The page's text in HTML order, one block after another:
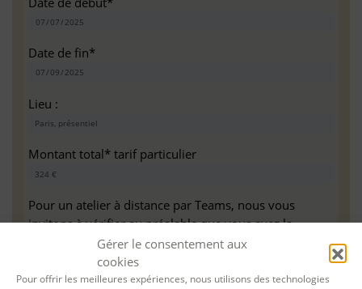
Gérer le consentement aux
cookies
Pour offrir les meilleures expériences, nous utilisons des technologies
Date de fin*
Lieu :
Montant total* tarif particulier
Pour un atelier à distance par Teams, nous vous
invitons à vérifier au préalable que vous avez la
configuration minimale requise pour pouvoir travailler
dans les meilleures conditions : Configuration
matérielle requise pourMicrosoft Teams | Microsoft